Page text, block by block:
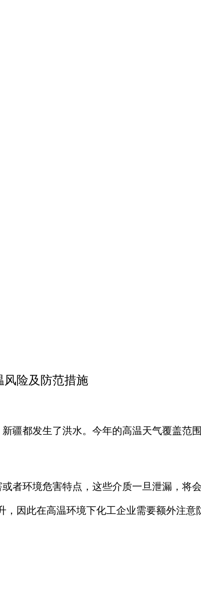
风险及防范措施
疆都发生了洪水。今年的高温天气覆盖范
者环境危害特点，这些介质一旦泄漏，将
因此在高温环境下化工企业需要额外注意